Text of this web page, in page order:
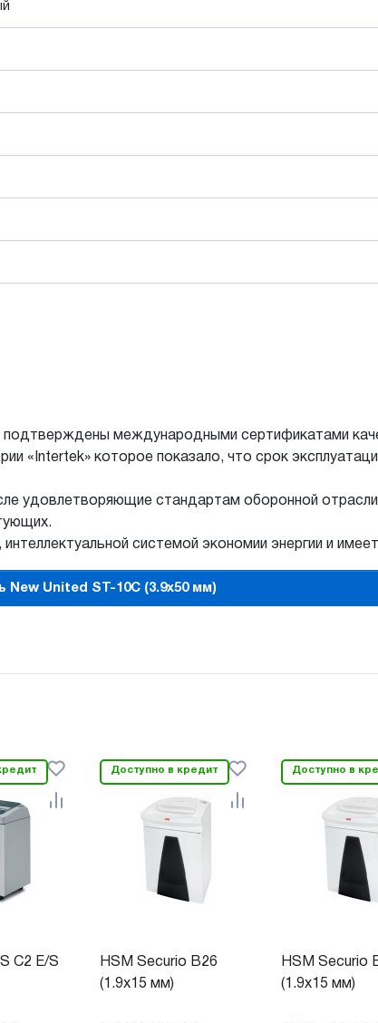
международными сертификатами
«Intertek» которое показало, что срок
удовлетворяющие стандартам оборонной
системой экономии энергии и
New United ST-10C (3.9x50 мм)
C2 E/S
Доступно в кредит
HSM Securio B26
(1.9x15 мм)
Доступно в
HSM Securio
(1.9x15 мм)